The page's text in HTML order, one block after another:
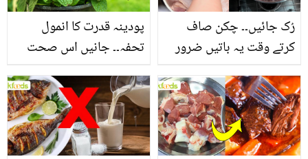
پودینہ قدرت کا انمول
تحفہ۔۔ جانیں اس صحت
انگیز طبی فوائد
رُک جائیں۔۔ چکن صاف
کرتے وقت یہ باتیں ضرور